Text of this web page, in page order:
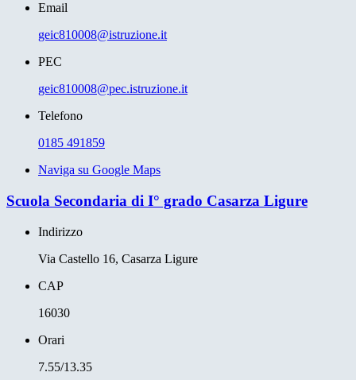
Email
geic810008@istruzione.it
PEC
geic810008@pec.istruzione.it
Telefono
0185 491859
Naviga su Google Maps
Scuola Secondaria di I° grado Casarza Ligure
Indirizzo
Via Castello 16, Casarza Ligure
CAP
16030
Orari
7.55/13.35